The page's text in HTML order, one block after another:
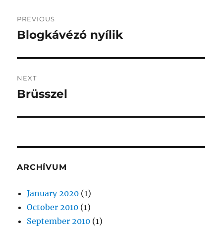
navigation
PREVIOUS
Previous
Blogkávézó nyílik
NEXT
Next
Brüsszel
ARCHÍVUM
January 2020 (1)
October 2010 (1)
September 2010 (1)